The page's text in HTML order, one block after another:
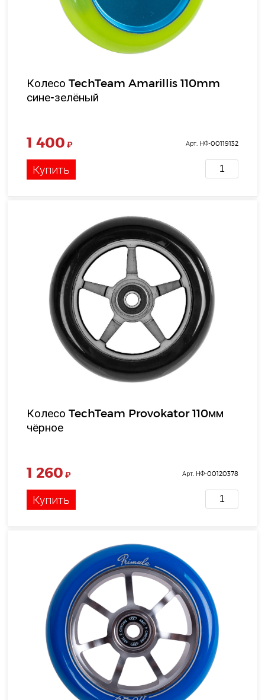
Колесо TechTeam Amarillis 110mm
сине-зелёный
1 400 ₽ Арт. НФ-00119132
Купить
Колесо TechTeam Provokator 110мм
чёрное
1 260 ₽ Арт. НФ-00120378
Купить